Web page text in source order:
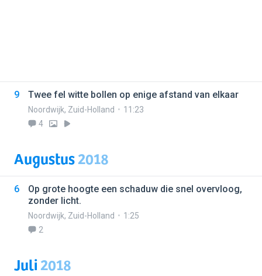
9 Twee fel witte bollen op enige afstand van elkaar
Noordwijk, Zuid-Holland
11:23
4
Augustus2018
6
Op grote hoogte een schaduw die snel overvloog,
zonder licht.
Noordwijk, Zuid-Holland
1:25
2
Juli2018